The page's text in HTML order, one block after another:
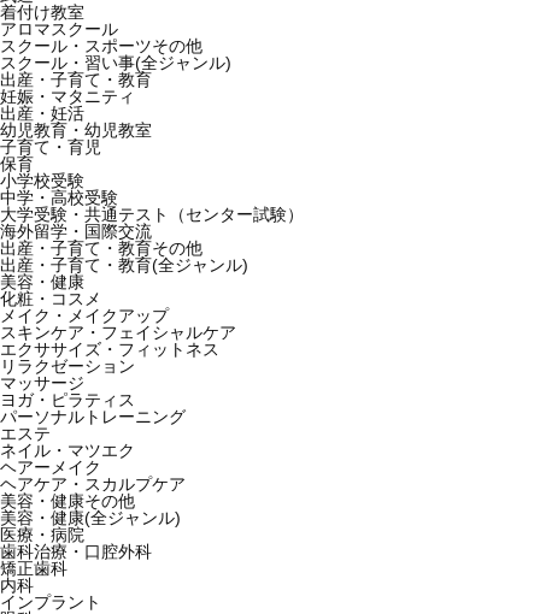
着付け教室
アロマスクール
スクール・スポーツその他
スクール・習い事(全ジャンル)
出産・子育て・教育
妊娠・マタニティ
出産・妊活
幼児教育・幼児教室
子育て・育児
保育
小学校受験
中学・高校受験
大学受験・共通テスト（センター試験）
海外留学・国際交流
出産・子育て・教育その他
出産・子育て・教育(全ジャンル)
美容・健康
化粧・コスメ
メイク・メイクアップ
スキンケア・フェイシャルケア
エクササイズ・フィットネス
リラクゼーション
マッサージ
ヨガ・ピラティス
パーソナルトレーニング
エステ
ネイル・マツエク
ヘアーメイク
ヘアケア・スカルプケア
美容・健康その他
美容・健康(全ジャンル)
医療・病院
歯科治療・口腔外科
矯正歯科
内科
インプラント